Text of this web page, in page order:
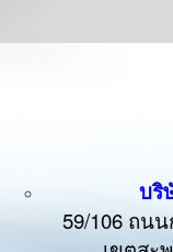
บริ
59/106 ถน